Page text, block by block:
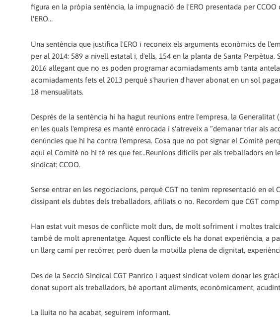
figura en la pròpia sentència, la impugnació de l'ERO presentada per
l'ERO…
Una sentència que justifica l'ERO i reconeix els arguments econòmics de
per al 2014: 589 a nivell estatal i, d'ells, 154 en la planta de Santa
2016 al·legant que no es poden programar acomiadaments amb tanta
acomiadaments fets el 2013 perquè s'haurien d'haver abonat en un sol
18 mensualitats.
Després de la sentència hi ha hagut reunions entre l'empresa, la
en les quals l'empresa es manté enrocada i s'atreveix a “demanar triar als
denúncies que hi ha contra l'empresa. Cosa que no pot signar el Comitè
aquí el Comitè no hi té res que fer…Reunions difícils per als treballadors en
sindicat: CCOO.
Sense entrar en les negociacions, perquè CGT no tenim representació en el
dissipant els dubtes dels treballadors, afiliats o no. Recordem que CGT
Han estat vuit mesos de conflicte molt durs, de molt sofriment i moltes
també de molt aprenentatge. Aquest conflicte els ha donat experiència, a
un llarg camí per recórrer, però duen la motxilla plena de dignitat,
Des de la Secció Sindical CGT Panrico i aquest sindicat volem donar les
donat suport als treballadors, bé aportant aliments, econòmicament,
La lluita no ha acabat, seguirem informant.